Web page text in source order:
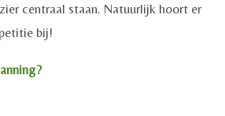
centraal staan. Natuurlijk hoort er
bij!